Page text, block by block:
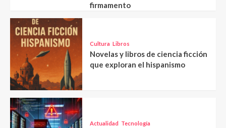
firmamento
Cultura Libros
Novelas y libros de ciencia ficción
que exploran el hispanismo
Actualidad Tecnología